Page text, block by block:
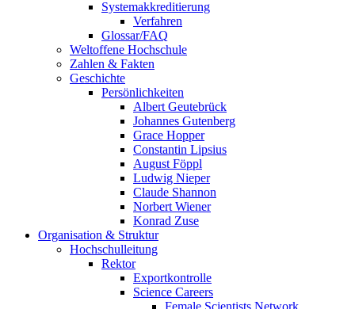
Systemakkreditierung
Verfahren
Glossar/FAQ
Weltoffene Hochschule
Zahlen & Fakten
Geschichte
Persönlichkeiten
Albert Geutebrück
Johannes Gutenberg
Grace Hopper
Constantin Lipsius
August Föppl
Ludwig Nieper
Claude Shannon
Norbert Wiener
Konrad Zuse
Organisation & Struktur
Hochschulleitung
Rektor
Exportkontrolle
Science Careers
Female Scientists Network